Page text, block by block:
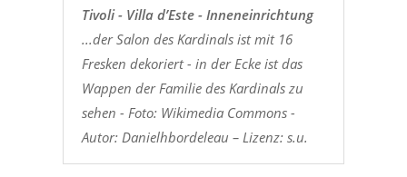
Tivoli - Villa d’Este - Inneneinrichtung
...der Salon des Kardinals ist mit 16
Fresken dekoriert - in der Ecke ist das
Wappen der Familie des Kardinals zu
sehen - Foto: Wikimedia Commons -
Autor: Danielhbordeleau – Lizenz: s.u.